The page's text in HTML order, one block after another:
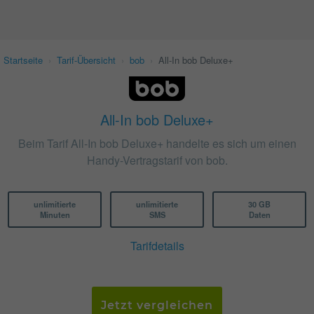
Startseite Tarif-Übersicht bob All-In bob Deluxe+
All-In bob Deluxe+
Beim Tarif All-In bob Deluxe+ handelte es sich um einen
Handy-Vertragstarif von bob.
unlimitierte
Minuten
unlimitierte
SMS
30 GB
Daten
Tarifdetails
Jetzt vergleichen